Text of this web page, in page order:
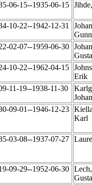
06-15--1935-06-15
10-22--1942-12-31
02-07--1959-06-30
10-22--1962-04-15
Erik
11-19--1938-11-30
09-01--1946-12-23
Karl
03-08--1937-07-27
09-29--1952-06-30